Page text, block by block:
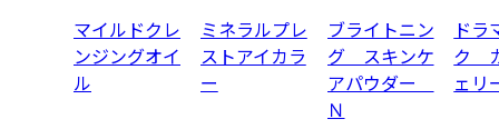
マイルドクレ
ンジングオイ
ル
ミネラルプレ
ストアイカラ
ー
ブライトニン
グ スキンケ
アパウダー
Ｎ
ドラ
ク
ェ